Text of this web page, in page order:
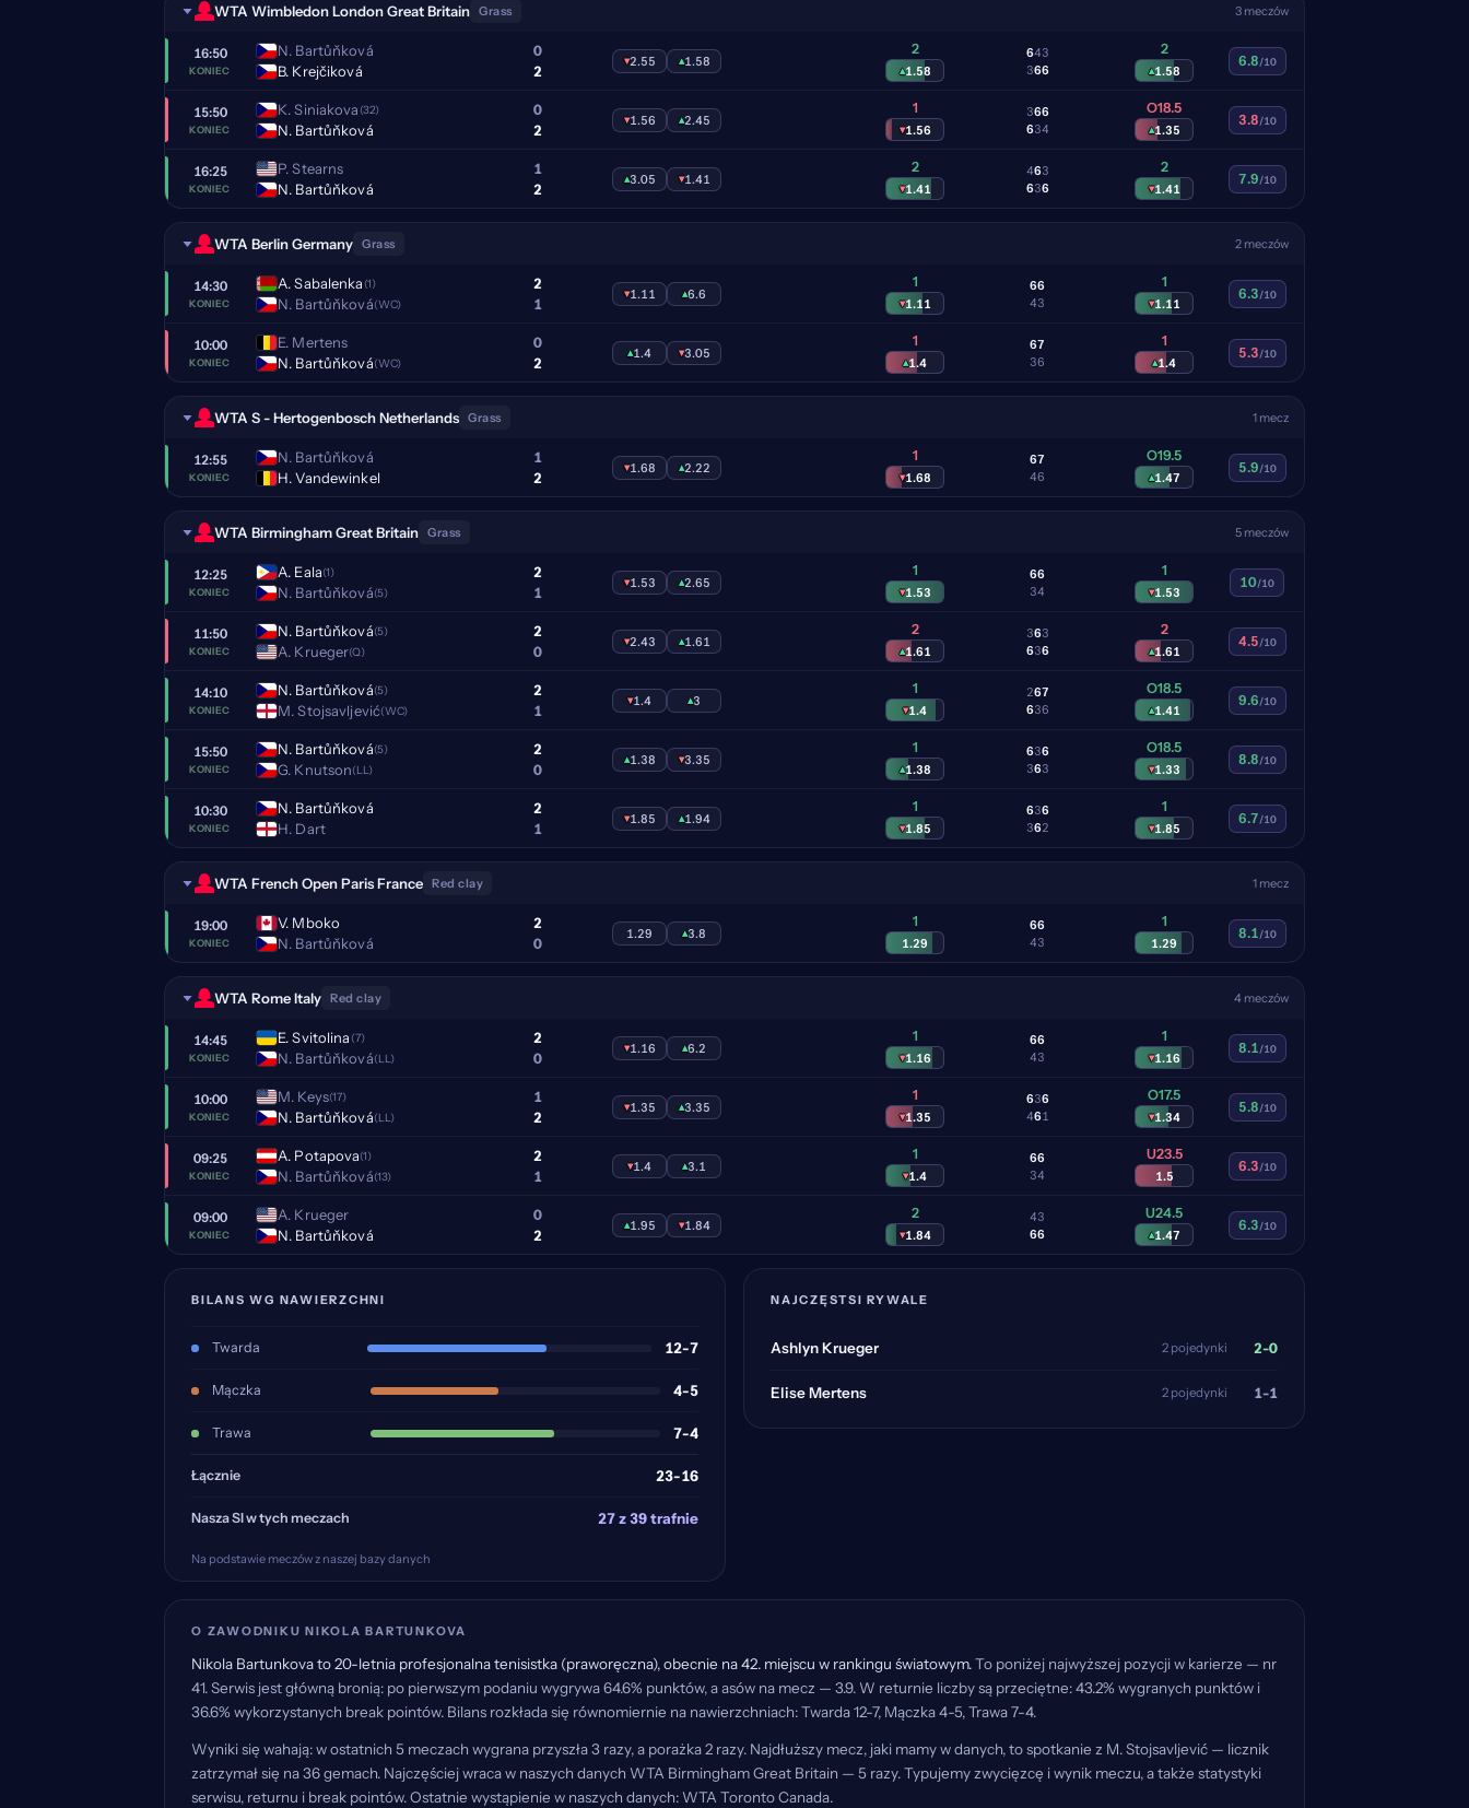
WTA Wimbledon London Great Britain Grass 3 meczów
16:50
KONIEC
N. Bartůňková
B. Krejčiková
0
2
▾2.55 ▴1.58
2
▴1.58
6
3
4
6
3
6
2
▴1.58
6.8/10
15:50
KONIEC
K. Siniakova (32)
N. Bartůňková
0
2
▾1.56 ▴2.45
1
▾1.56
3
6
6
3
6
4
O18.5
▴1.35
3.8/10
16:25
KONIEC
P. Stearns
N. Bartůňková
1
2
▴3.05 ▾1.41
2
▾1.41
4
6
6
3
3
6
2
▾1.41
7.9/10
WTA Berlin Germany Grass 2 meczów
14:30
KONIEC
A. Sabalenka (1)
N. Bartůňková(WC)
2
1
▾1.11 ▴6.6
1
▾1.11
6
4
6
3
1
▾1.11
6.3/10
10:00
KONIEC
E. Mertens
N. Bartůňková(WC)
0
2
▴1.4 ▾3.05
1
▴1.4
6
3
7
6
1
▴1.4
5.3/10
WTA S - Hertogenbosch Netherlands Grass 1 mecz
12:55
KONIEC
N. Bartůňková
H. Vandewinkel
1
2
▾1.68 ▴2.22
1
▾1.68
6
4
7
6
O19.5
▴1.47
5.9/10
WTA Birmingham Great Britain Grass 5 meczów
12:25
KONIEC
A. Eala(1)
N. Bartůňková(5)
2
1
▾1.53 ▴2.65
1
▾1.53
6
3
6
4
1
▾1.53
10/10
11:50
KONIEC
N. Bartůňková(5)
A. Krueger(Q)
2
0
▾2.43 ▴1.61
2
▴1.61
3
6
6
3
3
6
2
▴1.61
4.5/10
14:10
KONIEC
N. Bartůňková(5)
M. Stojsavljević(WC)
2
1
▾1.4 ▴3
1
▾1.4
2
6
6
3
7
6
O18.5
▴1.41
9.6/10
15:50
KONIEC
N. Bartůňková(5)
G. Knutson(LL)
2
0
▴1.38 ▾3.35
1
▴1.38
6
3
3
6
6
3
O18.5
▾1.33
8.8/10
10:30
KONIEC
N. Bartůňková
H. Dart
2
1
▾1.85 ▴1.94
1
▾1.85
6
3
3
6
6
2
1
▾1.85
6.7/10
WTA French Open Paris France Red clay 1 mecz
19:00
KONIEC
V. Mboko
N. Bartůňková
2
0
1.29 ▴3.8
1
1.29
6
4
6
3
1
1.29
8.1/10
WTA Rome Italy Red clay 4 meczów
14:45
KONIEC
E. Svitolina (7)
N. Bartůňková(LL)
2
0
▾1.16 ▴6.2
1
▾1.16
6
4
6
3
1
▾1.16
8.1/10
10:00
KONIEC
M. Keys(17)
N. Bartůňková(LL)
1
2
▾1.35 ▴3.35
1
▾1.35
6
4
3
6
6
1
O17.5
▾1.34
5.8/10
09:25
KONIEC
A. Potapova(1)
N. Bartůňková(13)
2
1
▾1.4 ▴3.1
1
▾1.4
6
3
6
4
U23.5
1.5
6.3/10
09:00
KONIEC
A. Krueger
N. Bartůňková
0
2
▴1.95 ▾1.84
2
▾1.84
4
6
3
6
U24.5
▴1.47
6.3/10
BILANS WG NAWIERZCHNI
Twarda 12-7
Mączka 4-5
Trawa 7-4
Łącznie 23-16
Nasza SI w tych meczach 27 z 39 trafnie
Na podstawie meczów z naszej bazy danych
NAJCZĘSTSI RYWALE
Ashlyn Krueger 2 pojedynki 2-0
Elise Mertens 2 pojedynki 1-1
O ZAWODNIKU NIKOLA BARTUNKOVA
Nikola Bartunkova to 20-letnia profesjonalna tenisistka (praworęczna), obecnie na 42. miejscu w rankingu światowym.To poniżej najwyższej pozycji w karierze — nr
41. Serwis jest główną bronią: po pierwszym podaniu wygrywa 64.6% punktów, a asów na mecz — 3.9. W returnie liczby są przeciętne: 43.2% wygranych punktów i
36.6% wykorzystanych break pointów. Bilans rozkłada się równomiernie na nawierzchniach: Twarda 12-7, Mączka 4-5, Trawa 7-4.
Wyniki się wahają: w ostatnich 5 meczach wygrana przyszła 3 razy, a porażka 2 razy. Najdłuższy mecz, jaki mamy w danych, to spotkanie z M. Stojsavljević — licznik
zatrzymał się na 36 gemach. Najczęściej wraca w naszych danych WTA Birmingham Great Britain — 5 razy. Typujemy zwycięzcę i wynik meczu, a także statystyki
serwisu, returnu i break pointów. Ostatnie wystąpienie w naszych danych: WTA Toronto Canada.